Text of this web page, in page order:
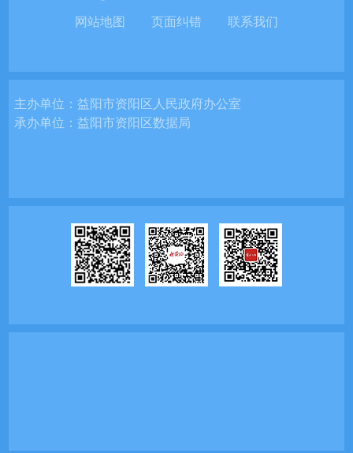
网站地图 页面纠错 联系我们
主办单位：益阳市资阳区人民政府办公室
承办单位：益阳市资阳区数据局